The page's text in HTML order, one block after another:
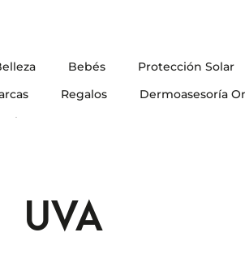
Bebés
Protección Solar
Regalos
Dermoasesoría
Blog
UVA